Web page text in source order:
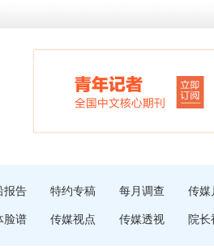
报告 特约专稿 每月调查 传媒
脸谱 传媒视点 传媒透视 院长